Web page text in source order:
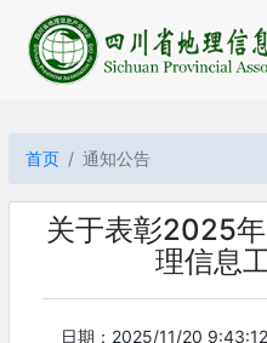
首页 通知公告
关于表彰2025
理信息
日期：2025/11/20 9:43:12